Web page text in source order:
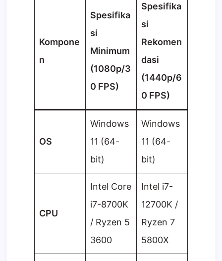
Kompone
n
Spesifika
si
Minimum
(1080p/3
0 FPS)
Spesifika
si
Rekomen
dasi
(1440p/6
0 FPS)
OS
Windows
11 (64-
bit)
Windows
11 (64-
bit)
CPU
Intel Core
i7-8700K
/ Ryzen 5
3600
Intel i7-
12700K /
Ryzen 7
5800X